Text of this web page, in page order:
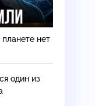
нет
один из